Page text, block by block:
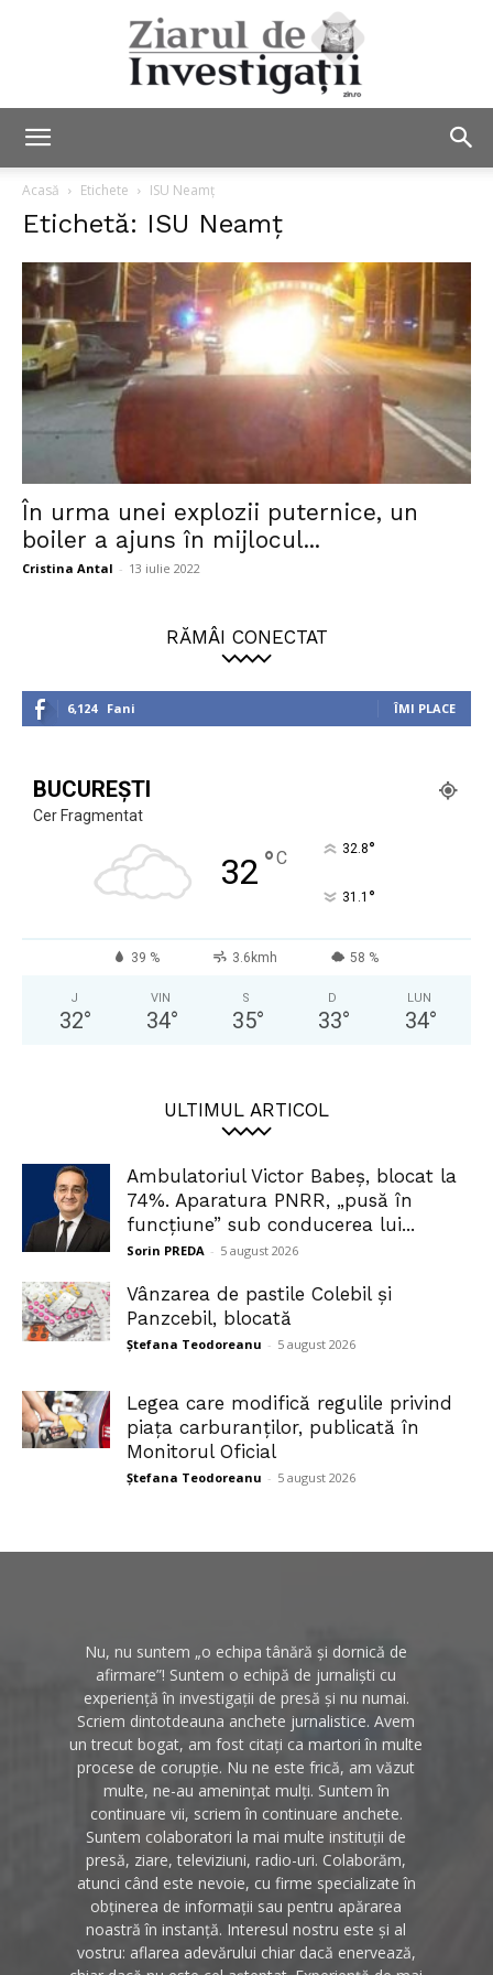
Investigații
Acasă Etichete ISU Neamţ
Etichetă: ISU Neamţ
În urma unei explozii puternice, un
boiler a ajuns în mijlocul...
Cristina Antal - 13 iulie 2022
RĂMÂI CONECTAT
6,124 Fani ÎMI PLACE
BUCUREȘTI
Cer Fragmentat
32 °C 32.8°
31.1 °
39 % 3.6kmh 58 %
J
32°
VIN
34°
S
35°
D
33°
LUN
34°
ULTIMUL ARTICOL
Ambulatoriul Victor Babeș, blocat la
74%. Aparatura PNRR, „pusă în
funcțiune” sub conducerea lui...
Sorin PREDA - 5 august 2026
Vânzarea de pastile Colebil și
Panzcebil, blocată
Ștefana Teodoreanu - 5 august 2026
Legea care modifică regulile privind
piața carburanților, publicată în
Monitorul Oficial
Ștefana Teodoreanu - 5 august 2026
Nu, nu suntem „o echipa tânără și dornică de
afirmare”! Suntem o echipă de jurnaliști cu
experiență în investigații de presă și nu numai.
Scriem dintotdeauna anchete jurnalistice. Avem
un trecut bogat, am fost citați ca martori în multe
procese de corupție. Nu ne este frică, am văzut
multe, ne-au amenințat mulți. Suntem în
continuare vii, scriem în continuare anchete.
Suntem colaboratori la mai multe instituții de
presă, ziare, televiziuni, radio-uri. Colaborăm,
atunci când este nevoie, cu firme specializate în
obținerea de informații sau pentru apărarea
noastră în instanță. Interesul nostru este și al
vostru: aflarea adevărului chiar dacă enervează,